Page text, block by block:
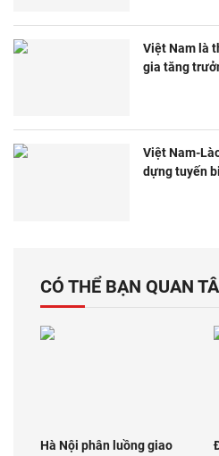
Việt Nam là
gia tăng
Việt Nam-
dựng tuyến
CÓ THỂ BẠN QUAN
Hà Nội phân luồng giao